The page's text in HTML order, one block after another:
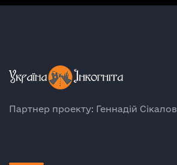
Партнер проекту: Геннадій Сікалов